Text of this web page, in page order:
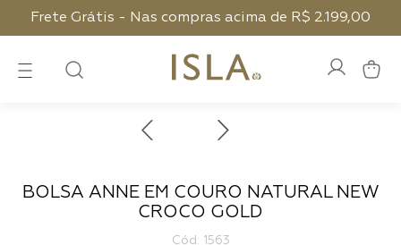
Frete Grátis - Nas compras acima de R$ 2.199,00
BOLSA ANNE EM COURO NATURAL NEW
CROCO GOLD
: 1563